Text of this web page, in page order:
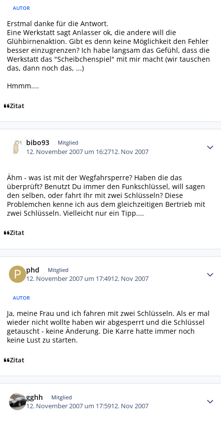
AUTOR
Erstmal danke für die Antwort.
Eine Werkstatt sagt Anlasser ok, die andere will die
Glühbirnenaktion. Gibt es denn keine Möglichkeit den Fehler
besser einzugrenzen? Ich habe langsam das Gefühl, dass die
Werkstatt das "Scheibchenspiel" mit mir macht (wir tauschen
das, dann noch das, ...)
Hmmm....
Zitat
bibo93 Mitglied
12. November 2007 um 16:2712. Nov 2007
Ähm - was ist mit der Wegfahrsperre? Haben die das
überprüft? Benutzt Du immer den Funkschlüssel, will sagen
den selben, oder fahrt Ihr mit zwei Schlüsseln? Diese
Problemchen kenne ich aus dem gleichzeitigen Bertrieb mit
zwei Schlüsseln. Vielleicht nur ein Tipp....
Zitat
phd Mitglied
12. November 2007 um 17:4912. Nov 2007
AUTOR
Ja, meine Frau und ich fahren mit zwei Schlüsseln. Als er mal
wieder nicht wollte haben wir abgesperrt und die Schlüssel
getauscht - keine Änderung. Die Karre hatte immer noch
keine Lust zu starten.
Zitat
gghh Mitglied
12. November 2007 um 17:5912. Nov 2007